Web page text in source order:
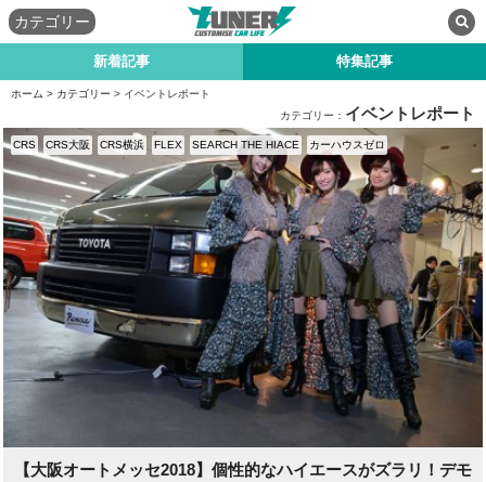
カテゴリー
新着記事 特集記事
ホーム > カテゴリー > イベントレポート
カテゴリー： イベントレポート
【大阪オートメッセ2018】個性的なハイエースがズラリ！デモ
CRS CRS大阪 CRS横浜 FLEX SEARCH THE HIACE カーハウスゼロ